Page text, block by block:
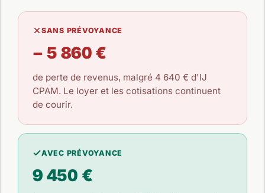
SANS PRÉVOYANCE
− 5 860 €
de perte de revenus, malgré 4 640 € d'IJ
CPAM. Le loyer et les cotisations continuent
de courir.
AVEC PRÉVOYANCE
9 450 €